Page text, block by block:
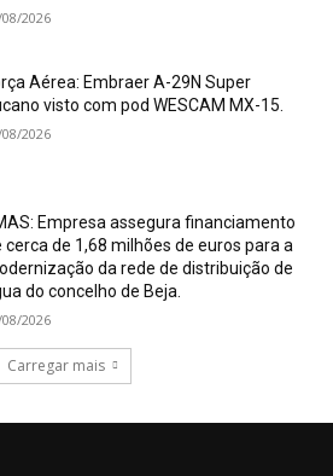
2026
Aérea: Embraer A-29N Super
visto com pod WESCAM MX-15.
2026
Empresa assegura financiamento
cerca de 1,68 milhões de euros para a
da rede de distribuição de
do concelho de Beja.
2026
Carregar mais